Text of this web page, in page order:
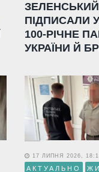
ПІДПИСАЛИ
100-РІЧНЕ
УКРАЇНИ Й
17 ЛИПНЯ 2026,
АКТУАЛЬНО